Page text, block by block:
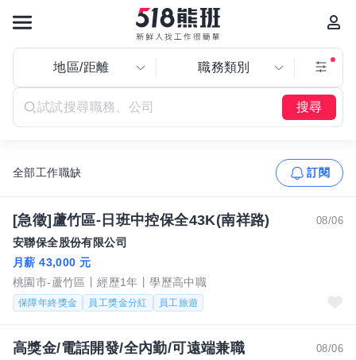
地區/距離 職務類別
搜尋
全部工作職缺 訂閱
08/06
[急徵]蘆竹區-日班中控保全43K(南祥路)
安聯保全股份有限公司
月薪 43,000 元
桃園市-蘆竹區
經歷1年 學歷高中職
保障年終獎金 員工獎金分紅 員工旅遊
08/06
高獎金/電話開發/全內勤/可遠端兼職